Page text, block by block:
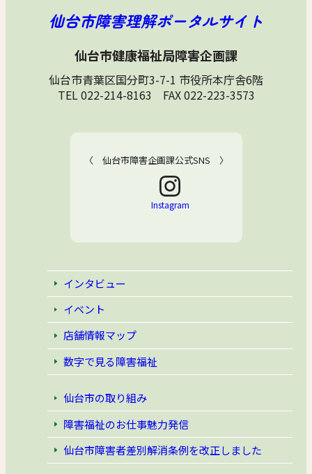
仙台市障害理解ポータルサイト
仙台市健康福祉局障害企画課
仙台市青葉区国分町3-7-1 市役所本庁舎6階
TEL 022-214-8163 FAX 022-223-3573
〈 仙台市障害企画課公式SNS 〉
Instagram
インタビュー
イベント
店舗情報マップ
数字で見る障害福祉
仙台市の取り組み
障害福祉のお仕事魅力発信
仙台市障害者差別解消条例を改正しました